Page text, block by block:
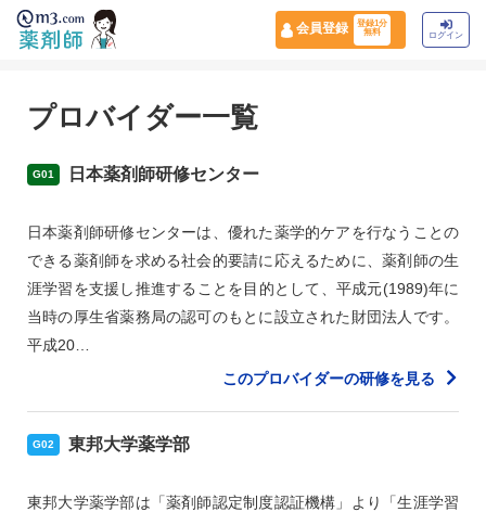
会員登録
登録1分
無料
ログイン
プロバイダー一覧
G01 日本薬剤師研修センター
日本薬剤師研修センターは、優れた薬学的ケアを行なうことの
できる薬剤師を求める社会的要請に応えるために、薬剤師の生
涯学習を支援し推進することを目的として、平成元(1989)年に
当時の厚生省薬務局の認可のもとに設立された財団法人です。
平成20…
このプロバイダーの研修を見る
G02 東邦大学薬学部
東邦大学薬学部は「薬剤師認定制度認証機構」より「生涯学習